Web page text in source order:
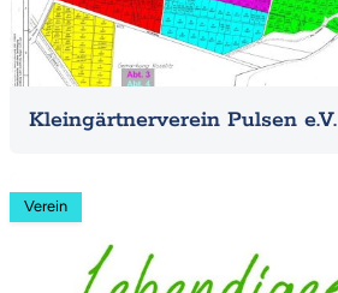
Kleingärtnerverein Pulsen e.V.
Verein